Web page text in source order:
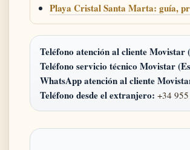
Playa Cristal Santa Marta: guía,
Teléfono atención al cliente Movistar
Teléfono servicio técnico Movistar
WhatsApp atención al cliente
Teléfono desde el extranjero: +34